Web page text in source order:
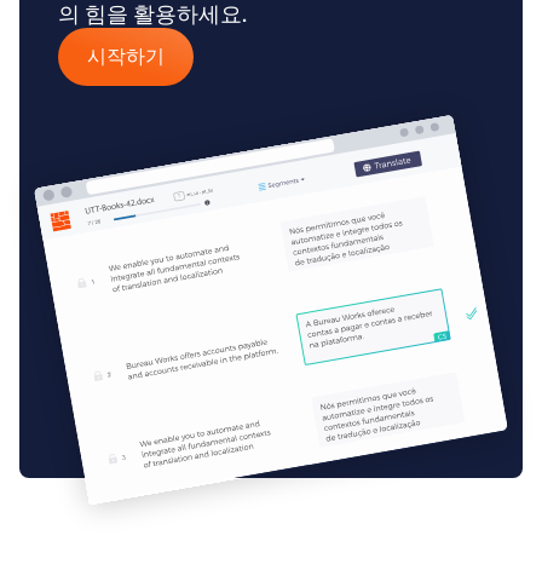
의 힘을 활용하세요.
시작하기